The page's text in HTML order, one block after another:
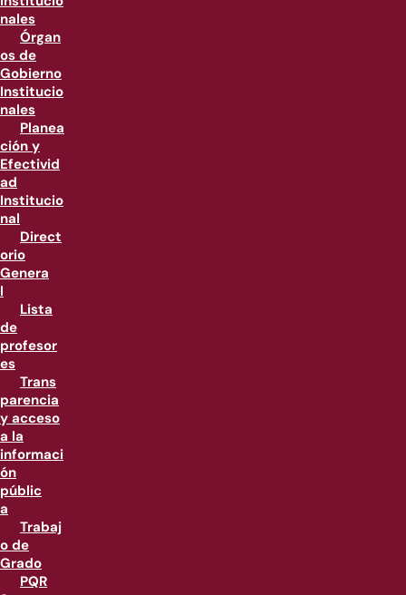
nales
Órgan
os de
Gobierno
Institucio
nales
Planea
ción y
Efectivid
ad
Institucio
nal
Direct
orio
Genera
l
Lista
de
profesor
es
Trans
parencia
y acceso
a la
informaci
ón
públic
a
Trabaj
o de
Grado
PQR